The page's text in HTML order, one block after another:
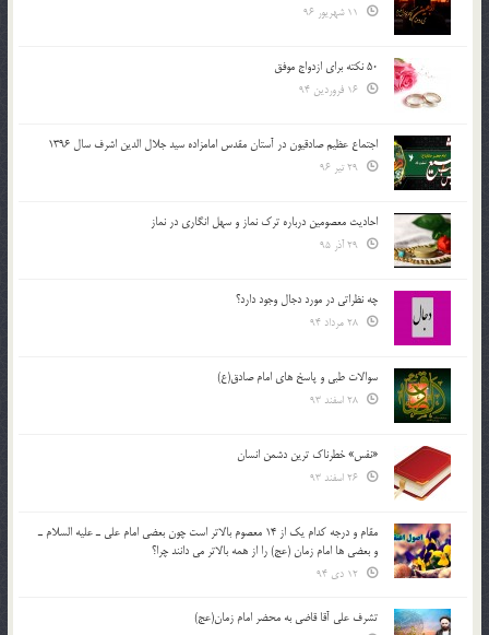
50 نکته برای ازدواج موفق
اجتماع عظیم صادقیون در آستان مقدس امامزاده سید جلال الدین اشرف سال 1396
احادیث معصومین درباره ترک نماز و سهل انگاری در نماز
چه نظراتی در مورد دجال وجود دارد؟
سوالات طبی و پاسخ های امام صادق(ع)
«نفس» خطرناک ترین دشمن انسان
مقام و درجه كدام يك از 14 معصوم بالاتر است چون بعضي امام علي ـ عليه السلام ـ
و بعضي ها امام زمان (عج) را از همه بالاتر مي دانند چرا؟
تشرف علي آقا قاضي به محضر امام زمان(عج)